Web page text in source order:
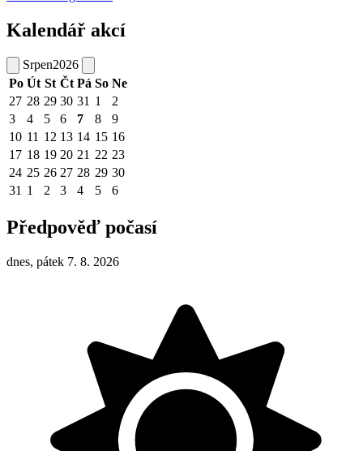
Kalendář akcí
Srpen2026
Po Út St Čt Pá So Ne
27 28 29 30 31 1
2
3
4 5 6 7 8
9
10 11 12 13 14 15 16
17 18 19 20 21 22 23
24 25 26 27 28 29 30
31 1 2 3 4 5 6
Předpověď počasí
dnes, pátek 7. 8. 2026